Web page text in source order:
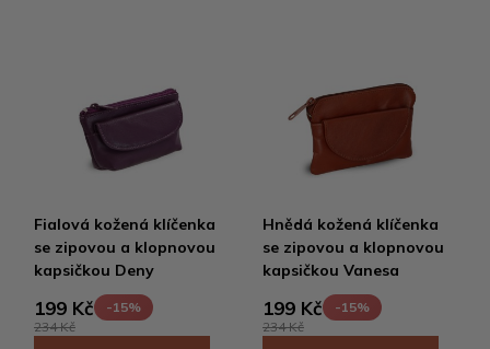
Fialová kožená klíčenka
se zipovou a klopnovou
kapsičkou Deny
199 Kč
-15%
234 Kč
Hnědá kožená klíčenka
se zipovou a klopnovou
kapsičkou Vanesa
199 Kč
-15%
234 Kč